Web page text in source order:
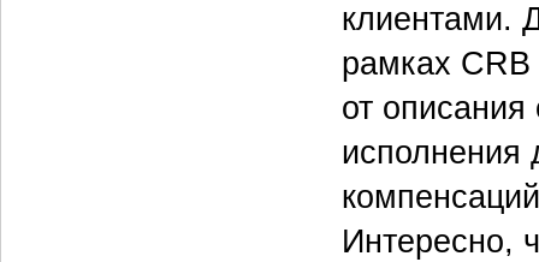
клиентами.
рамках
от описания
исполнения
Интересно,